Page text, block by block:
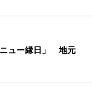
ニュー縁日」 地元